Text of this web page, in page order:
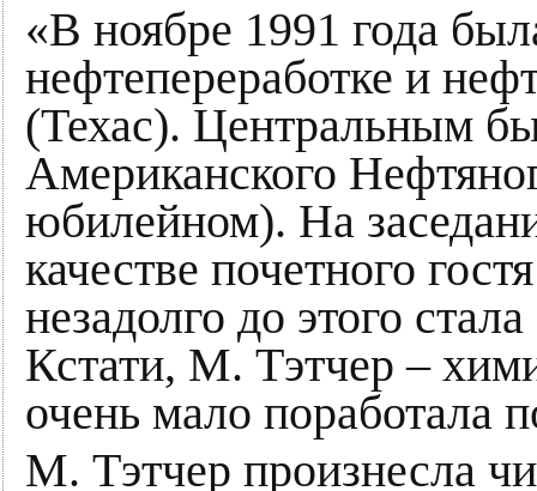
«В ноябре 1991 года
нефтепереработке и
(Техас). Центральным
Американского
юбилейном). На
качестве почетного
незадолго до этого
Кстати, М. Тэтчер –
очень мало поработала
М. Тэтчер произнесла